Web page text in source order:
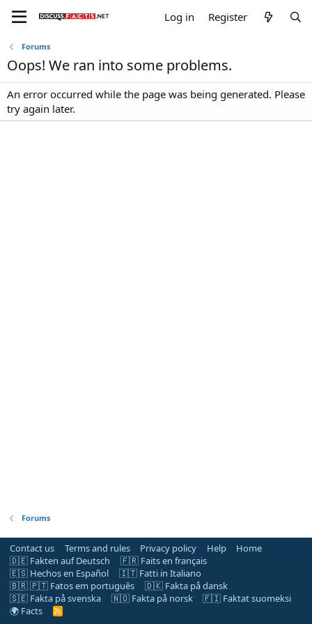
Log in Register
Forums
Oops! We ran into some problems.
An error occurred while the page was being generated. Please
try again later.
Forums
Contact us Terms and rules Privacy policy Help
Home
🇩🇪 Fakten auf Deutsch
🇫🇷 Faits en français
🇪🇸 Hechos en Español
🇮🇹 Fatti in Italiano
🇧🇷 🇵🇹 Fatos em português
🇩🇰 Fakta på dansk
🇸🇪 Fakta på svenska
🇳🇴 Fakta på norsk
🇫🇮 Faktat suomeksi
🌍 Facts
R